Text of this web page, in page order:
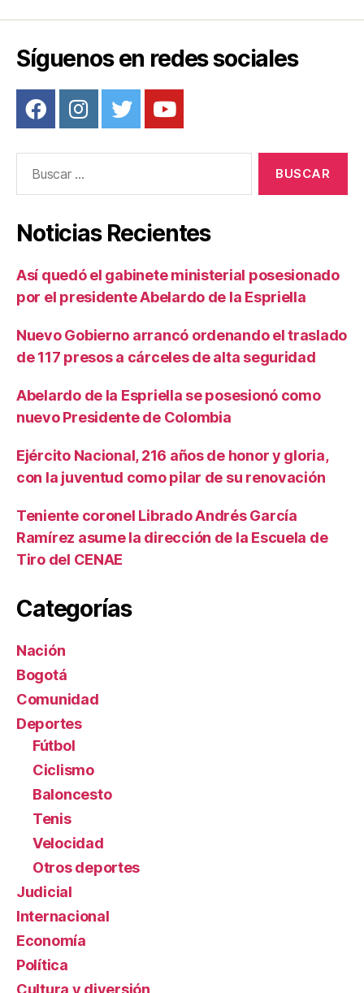
Síguenos en redes sociales
Noticias Recientes
Así quedó el gabinete ministerial posesionado
por el presidente Abelardo de la Espriella
Nuevo Gobierno arrancó ordenando el traslado
de 117 presos a cárceles de alta seguridad
Abelardo de la Espriella se posesionó como
nuevo Presidente de Colombia
Ejército Nacional, 216 años de honor y gloria,
con la juventud como pilar de su renovación
Teniente coronel Librado Andrés García
Ramírez asume la dirección de la Escuela de
Tiro del CENAE
Categorías
Nación
Bogotá
Comunidad
Deportes
Fútbol
Ciclismo
Baloncesto
Tenis
Velocidad
Otros deportes
Judicial
Internacional
Economía
Política